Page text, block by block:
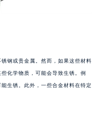
钢或贵金属。然而，如果这些材料
化学物质，可能会导致生锈。例
生锈。此外，一些合金材料在特定